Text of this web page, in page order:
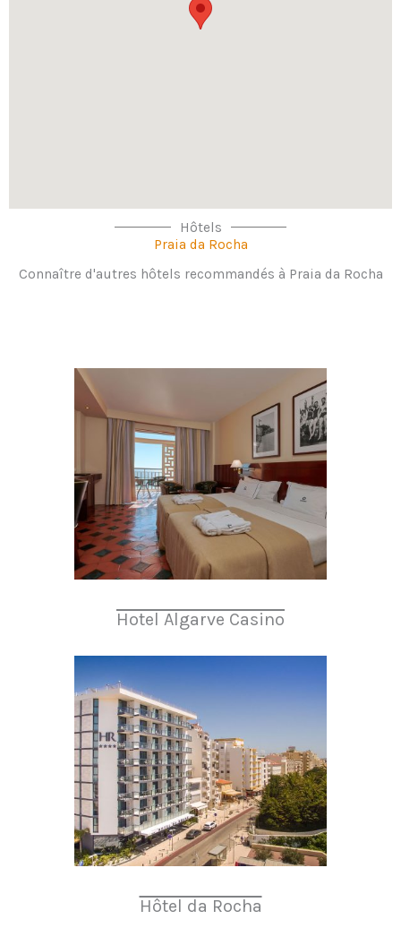
Hôtels
Praia da Rocha
Connaître d'autres hôtels recommandés à Praia da Rocha
Hotel Algarve Casino
Hôtel da Rocha